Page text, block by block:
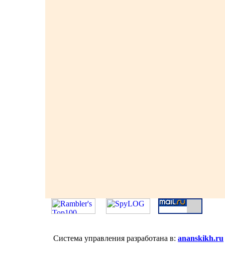
Система управления разработана в: ananskikh.ru